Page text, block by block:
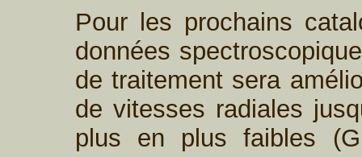
Pour les prochains
données
de traitement sera
de vitesses radiales
plus en plus faibles (G